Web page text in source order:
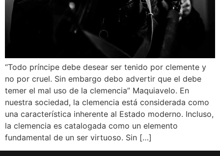
“Todo príncipe debe desear ser tenido por clemente y
no por cruel. Sin embargo debo advertir que el debe
temer el mal uso de la clemencia” Maquiavelo. En
nuestra sociedad, la clemencia está considerada como
una característica inherente al Estado moderno. Incluso,
la clemencia es catalogada como un elemento
fundamental de un ser virtuoso. Sin […]